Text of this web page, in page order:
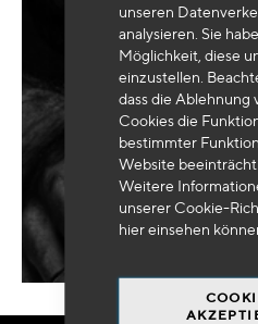
unseren
analysieren. Sie
Möglichkeit, diese
einzustellen.
dass die Ablehnung
Cookies die
bestimmter
Website
Weitere
unserer Cookie-
hiereinsehen
Benötigen Sie eine
MEINE